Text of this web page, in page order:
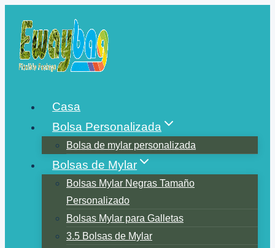
contenido
Casa
Bolsa Personalizada
Bolsa de mylar personalizada
Bolsas de Mylar
Bolsas Mylar Negras Tamaño
Personalizado
Bolsas Mylar para Galletas
3.5 Bolsas de Mylar